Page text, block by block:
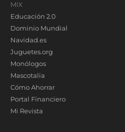
MIX
Educación 2.0
Dominio Mundial
Navidad.es
Juguetes.org
Monólogos
Mascotalia
Cómo Ahorrar
Portal Financiero
Mi Revista